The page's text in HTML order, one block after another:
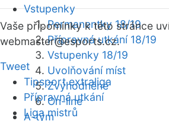
Vstupenky
Permanentky 18/19
Přípravná utkání 18/19
Vstupenky 18/19
Uvolňování míst
Zvýhodněné
On-line
A-tým
Vaše připomínky k této stránce
webmaster@esports.cz.
Tweet
Tipsport extraliga
Přípravná utkání
Liga mistrů